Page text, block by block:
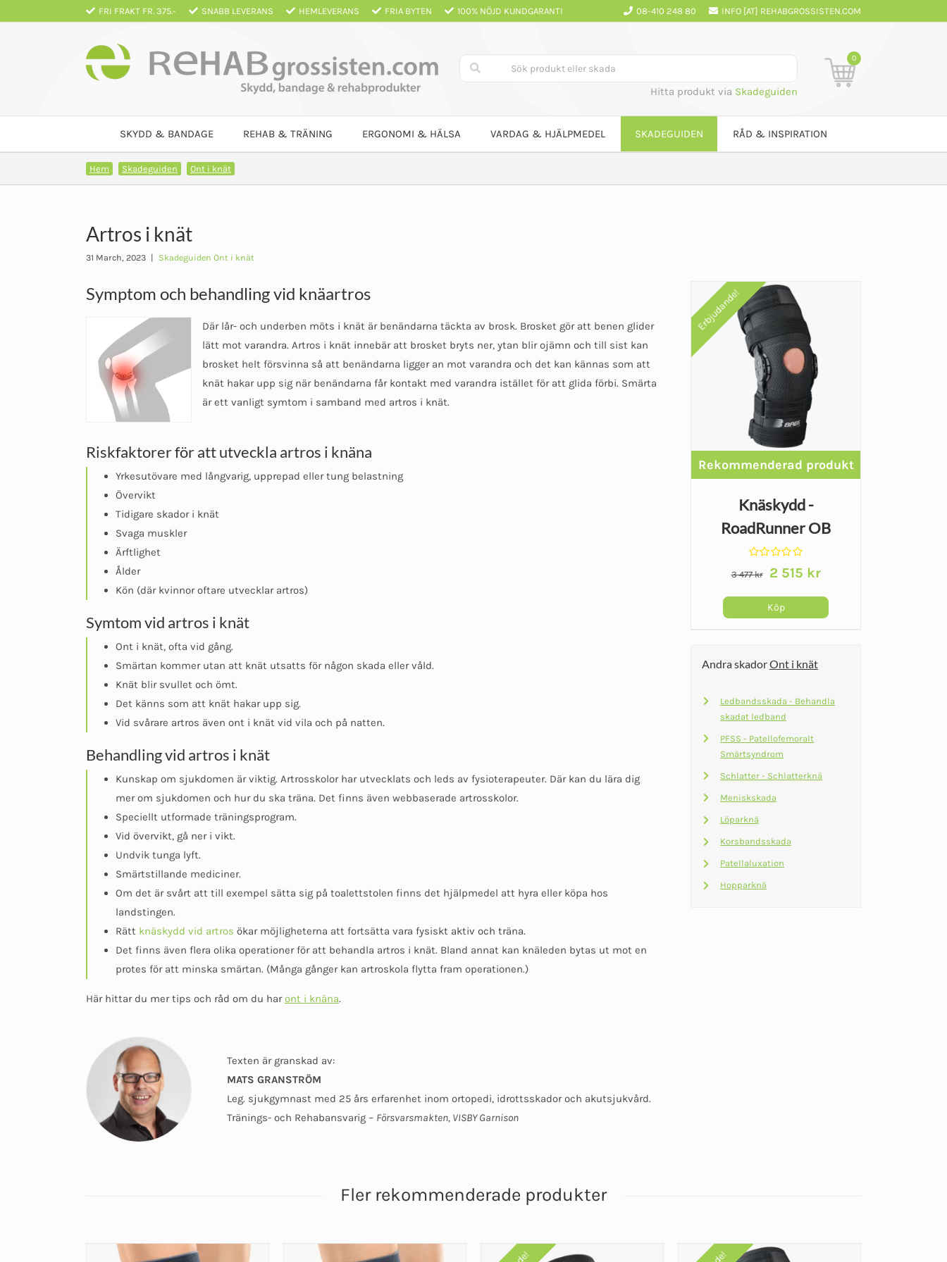
FRI FRAKT FR. 375.- SNABB LEVERANS HEMLEVERANS FRIA BYTEN 100% NÖJD KUNDGARANTI 08-410 248 80 INFO [AT] REHABGROSSISTEN.COM
Hitta produkt via Skadeguiden
0
SKYDD & BANDAGE REHAB & TRÄNING ERGONOMI & HÄLSA VARDAG & HJÄLPMEDEL SKADEGUIDEN RÅD & INSPIRATION
Hem Skadeguiden Ont i knät
Artros i knät
31 March, 2023 Skadeguiden Ont i knät
Symptom och behandling vid knäartros
Där lår- och underben möts i knät är benändarna täckta av brosk. Brosket gör att benen glider
lätt mot varandra. Artros i knät innebär att brosket bryts ner, ytan blir ojämn och till sist kan
brosket helt försvinna så att benändarna ligger an mot varandra och det kan kännas som att
knät hakar upp sig när benändarna får kontakt med varandra istället för att glida förbi. Smärta
är ett vanligt symtom i samband med artros i knät.
Riskfaktorer för att utveckla artros i knäna
Yrkesutövare med långvarig, upprepad eller tung belastning
Övervikt
Tidigare skador i knät
Svaga muskler
Ärftlighet
Ålder
Kön (där kvinnor oftare utvecklar artros)
Symtom vid artros i knät
Ont i knät, ofta vid gång.
Smärtan kommer utan att knät utsatts för någon skada eller våld.
Knät blir svullet och ömt.
Det känns som att knät hakar upp sig.
Vid svårare artros även ont i knät vid vila och på natten.
Behandling vid artros i knät
Kunskap om sjukdomen är viktig. Artrosskolor har utvecklats och leds av fysioterapeuter. Där kan du lära dig
mer om sjukdomen och hur du ska träna. Det finns även webbaserade artrosskolor.
Speciellt utformade träningsprogram.
Vid övervikt, gå ner i vikt.
Undvik tunga lyft.
Smärtstillande mediciner.
Om det är svårt att till exempel sätta sig på toalettstolen finns det hjälpmedel att hyra eller köpa hos
landstingen.
Rätt knäskydd vid artros ökar möjligheterna att fortsätta vara fysiskt aktiv och träna.
Det finns även flera olika operationer för att behandla artros i knät. Bland annat kan knäleden bytas ut mot en
protes för att minska smärtan. (Många gånger kan artroskola flytta fram operationen.)
Här hittar du mer tips och råd om du haront i knäna.
Texten är granskad av:
MATS GRANSTRÖM
Leg. sjukgymnast med 25 års erfarenhet inom ortopedi, idrottsskador och akutsjukvård.
Tränings- och Rehabansvarig – Försvarsmakten, VISBY Garnison
Erbjudande!
Knäskydd -
RoadRunner OB
Betygsatt
0
5
3 477kr
Det
priset
477 kr.
2 515 krDet
Köp
produkten
flera
varianter.
De
olika
alternativen
kan
väljas
på
Andra skadorOnt i knät
Ledbandsskada - Behandla
skadat ledband
PFSS - Patellofemoralt
Smärtsyndrom
Schlatter - Schlatterknä
Meniskskada
Löparknä
Korsbandsskada
Patellaluxation
Hopparknä
Fler rekommenderade produkter